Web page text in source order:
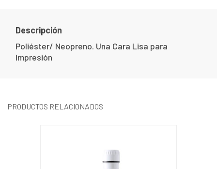
Descripción
Poliéster/ Neopreno. Una Cara Lisa para
Impresión
PRODUCTOS RELACIONADOS